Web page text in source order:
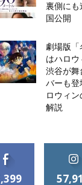
裏側にも
国公開
劇場版
はハロウ
渋谷が
バーも登
ロウィ
解説